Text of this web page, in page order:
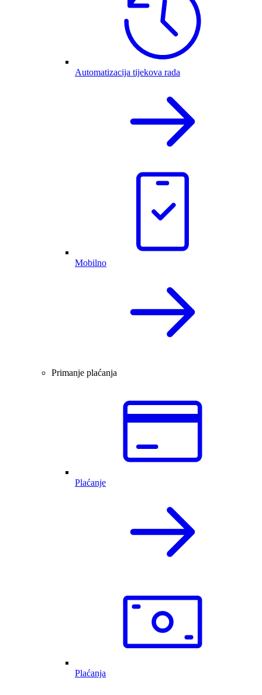
Automatizacija tijekova rada
Mobilno
Primanje plaćanja
Plaćanje
Plaćanja